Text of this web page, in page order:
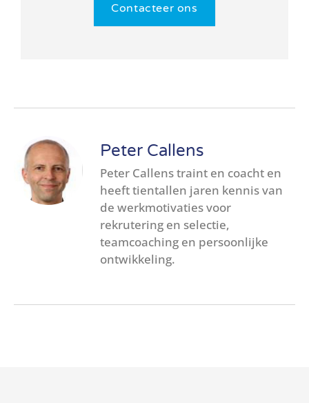
Contacteer ons
Peter Callens
Peter Callens traint en coacht en
heeft tientallen jaren kennis van
de werkmotivaties voor
rekrutering en selectie,
teamcoaching en persoonlijke
ontwikkeling.